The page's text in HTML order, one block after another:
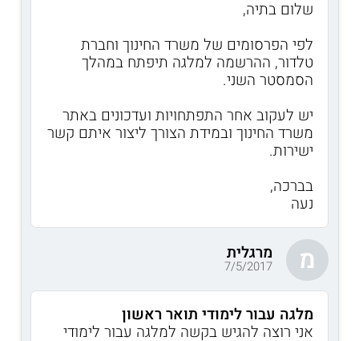
שלום בתיה,
לפי הפרסומים של משרד החינוך וחברת
טלדור, ההרשמה למלגה תיפתח במהלך
הסמסטר השני.
יש לעקוב אחר התפתחויות ועדכונים באתר
משרד החינוך ובמידת הצורך ליצור איתם קשר
ישירות.
בברכה,
נעה
מ מרגלית
7/5/2017
מלגה עבור לימודי תואר ראשון
אני רוצה להגיש בקשה למלגה עבור לימודי